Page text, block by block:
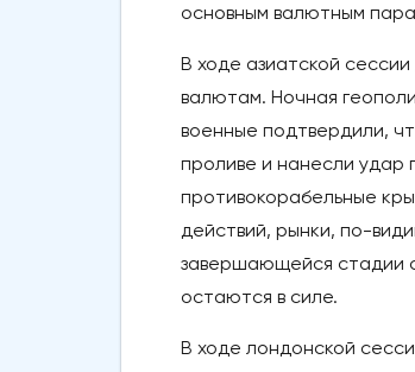
основным валютным
В ходе азиатской
валютам. Ночная
военные подтвердили,
проливе и нанесли удар
противокорабельные
действий, рынки, по-
завершающейся стадии
остаются в силе.
В ходе лондонской